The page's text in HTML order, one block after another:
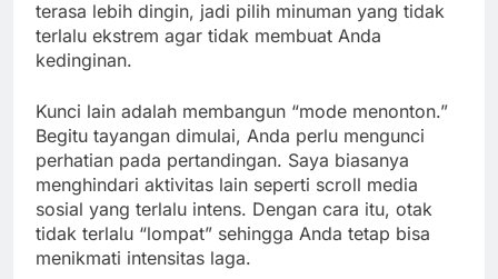
terasa lebih dingin, jadi pilih minuman yang tidak
terlalu ekstrem agar tidak membuat Anda
kedinginan.
Kunci lain adalah membangun “mode menonton.”
Begitu tayangan dimulai, Anda perlu mengunci
perhatian pada pertandingan. Saya biasanya
menghindari aktivitas lain seperti scroll media
sosial yang terlalu intens. Dengan cara itu, otak
tidak terlalu “lompat” sehingga Anda tetap bisa
menikmati intensitas laga.